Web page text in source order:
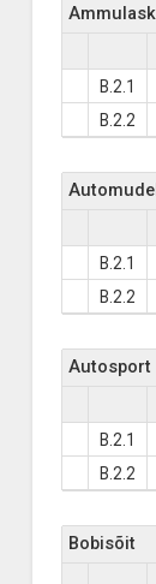
B.2.1
B.2.2
B.2.1
B.2.2
Autosport
B.2.1
B.2.2
Bobisõit